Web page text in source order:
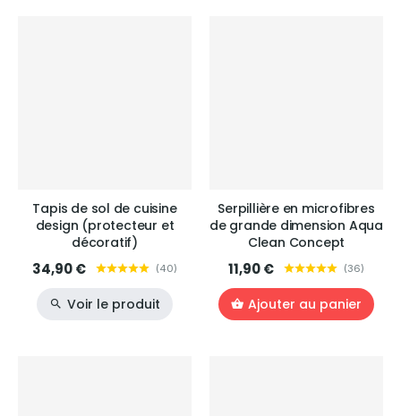
Tapis de sol de cuisine
design (protecteur et
décoratif)
34,90 € (40)
Voir le produit
Serpillière en microfibres
de grande dimension Aqua
Clean Concept
11,90 € (36)
Ajouter au panier